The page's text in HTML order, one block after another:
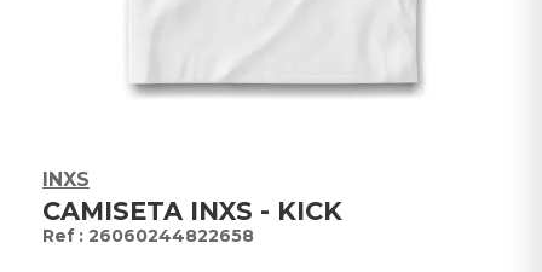
INXS
CAMISETA INXS - KICK
: 26060244822658